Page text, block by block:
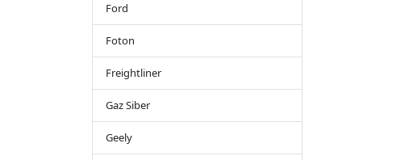
Ford
Foton
Freightliner
Gaz Siber
Geely